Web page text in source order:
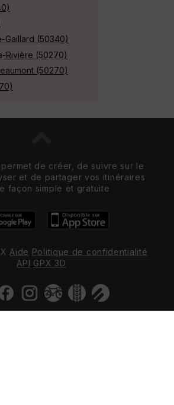
Gaillard (50340)
Rivière (50270)
(50270)
permet de créer, de suivre sur le
et de partager vos itinéraires
façon simple et gratuite
Aide Politique de confidentialité
API GPX 3D